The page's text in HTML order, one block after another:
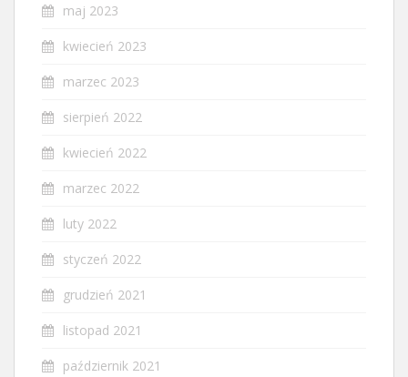
maj 2023
kwiecień 2023
marzec 2023
sierpień 2022
kwiecień 2022
marzec 2022
luty 2022
styczeń 2022
grudzień 2021
listopad 2021
październik 2021